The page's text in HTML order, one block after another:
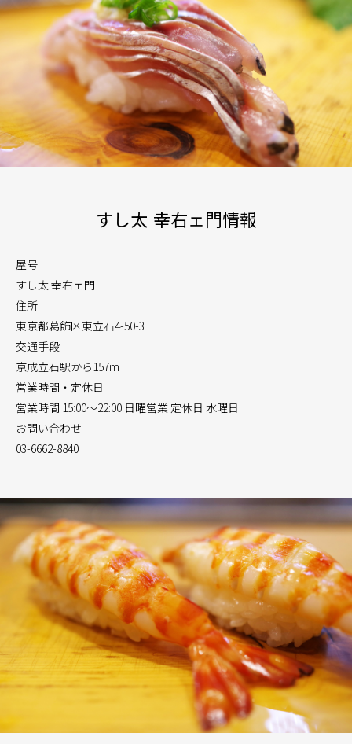
すし太 幸右ェ門情報
屋号
すし太 幸右ェ門
住所
東京都葛飾区東立石4-50-3
交通手段
京成立石駅から157m
営業時間・定休日
営業時間 15:00～22:00 日曜営業 定休日 水曜日
お問い合わせ
03-6662-8840